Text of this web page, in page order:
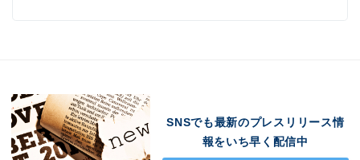
SNSでも最新のプレスリリース情
報をいち早く配信中